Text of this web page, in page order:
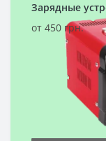
Зарядные
от 450 грн.